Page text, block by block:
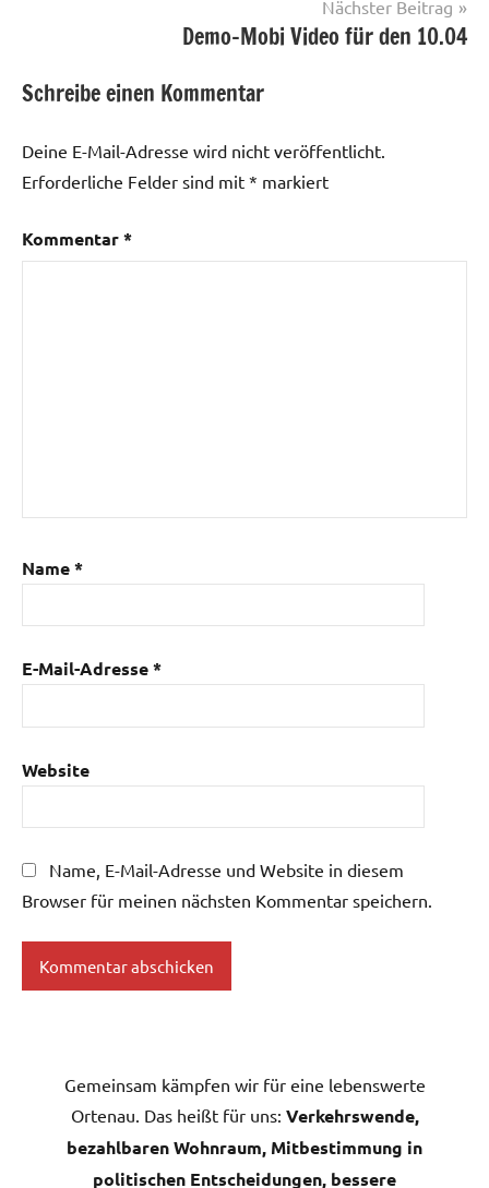
Nächster Beitrag
Demo-Mobi Video für den 10.04
Schreibe einen Kommentar
Deine E-Mail-Adresse wird nicht veröffentlicht.
Erforderliche Felder sind mit * markiert
Kommentar*
Name*
E-Mail-Adresse*
Website
Name, E-Mail-Adresse und Website in diesem
Browser für meinen nächsten Kommentar speichern.
Gemeinsam kämpfen wir für eine lebenswerte
Ortenau. Das heißt für uns: Verkehrswende,
bezahlbaren Wohnraum, Mitbestimmung in
politischen Entscheidungen, bessere